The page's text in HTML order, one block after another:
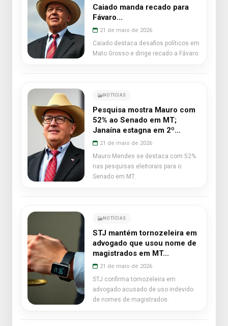
Caiado manda recado para
Fávaro...
21 de maio de 2026
Caiado destaca desafios políticos em
Mato Grosso e dirige recado a Fávaro.
NOTÍCIAS
Pesquisa mostra Mauro com
52% ao Senado em MT;
Janaína estagna em 2º...
21 de maio de 2026
Mauro Mendes se destaca com 52%
nas pesquisas eleitorais para o
Senado em MT.
NOTÍCIAS
STJ mantém tornozeleira em
advogado que usou nome de
magistrados em MT...
21 de maio de 2026
STJ confirma tornozeleira em
advogado acusado de uso indevido
de nomes de magistrados.